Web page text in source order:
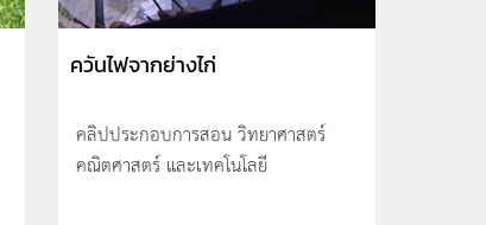
ควันไฟจากย่างไก่
คลิปประกอบการสอน วิทยาศาสตร์
คณิตศาสตร์ และเทคโนโลยี